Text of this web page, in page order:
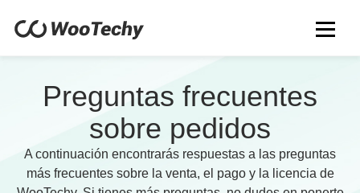
Preguntas frecuentes
sobre pedidos
A continuación encontrarás respuestas a las preguntas
más frecuentes sobre la venta, el pago y la licencia de